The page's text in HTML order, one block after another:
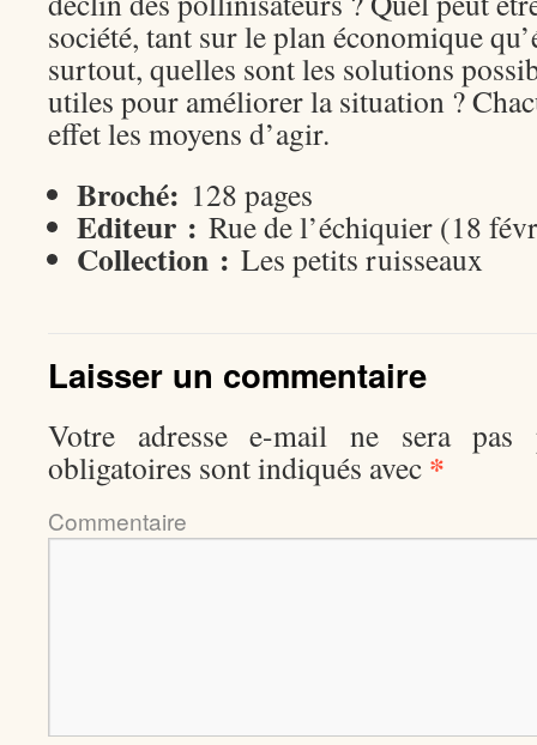
société, tant sur le plan économique
surtout, quelles sont les solutions
utiles pour améliorer la situation ?
effet les moyens d’agir.
Broché: 128 pages
Editeur : Rue de l’échiquier (18
Collection : Les petits ruisseaux
Laisser un commentaire
Votre adresse e-mail ne sera pas
obligatoires sont indiqués avec *